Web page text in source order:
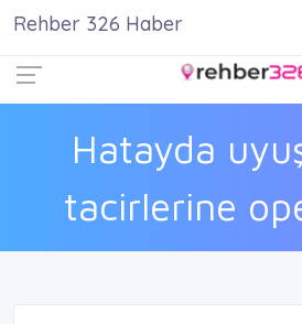
Hatayda
tacirlerine
Rehber 326 Haber